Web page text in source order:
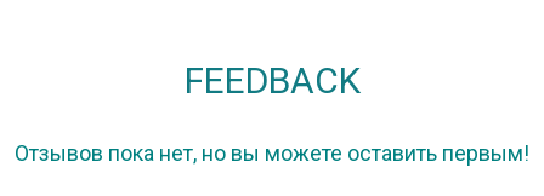
FEEDBACK
Отзывов пока нет, но вы можете оставить первым!